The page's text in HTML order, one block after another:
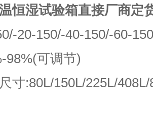
恒湿试验箱直接厂商定
20-150/-40-150/-60-
98%(可调节)
寸:80L/150L/225L/